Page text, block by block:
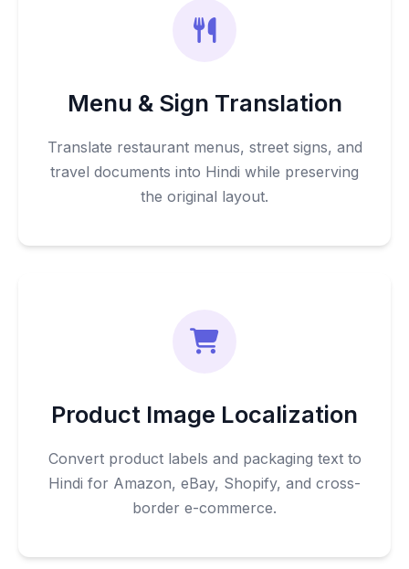
Menu & Sign Translation
Translate restaurant menus, street signs, and
travel documents into Hindi while preserving
the original layout.
Product Image Localization
Convert product labels and packaging text to
Hindi for Amazon, eBay, Shopify, and cross-
border e-commerce.